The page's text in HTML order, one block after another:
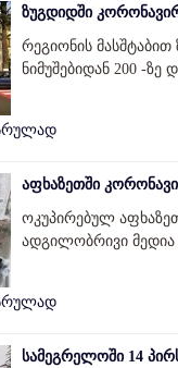
ზუგდიდში
რეგიონის
ნიმუშებიდან 200 -ზე
აფხაზეთში
ოკუპირებულ
ადგილობრივი
სამეგრელოში 14